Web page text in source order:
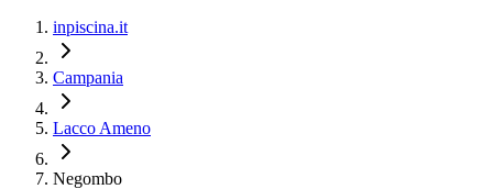
inpiscina.it
Campania
Lacco Ameno
Negombo